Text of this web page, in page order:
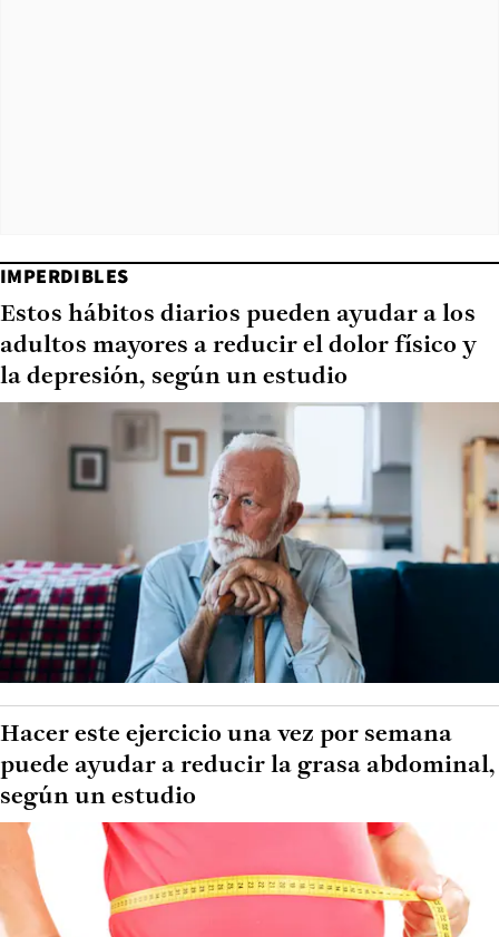
IMPERDIBLES
Estos hábitos diarios pueden ayudar a los
adultos mayores a reducir el dolor físico y
la depresión, según un estudio
Hacer este ejercicio una vez por semana
puede ayudar a reducir la grasa abdominal,
según un estudio